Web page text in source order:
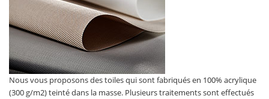
Nous vous proposons des toiles qui sont fabriqués en 100% acrylique
(300 g/m2) teinté dans la masse. Plusieurs traitements sont effectués